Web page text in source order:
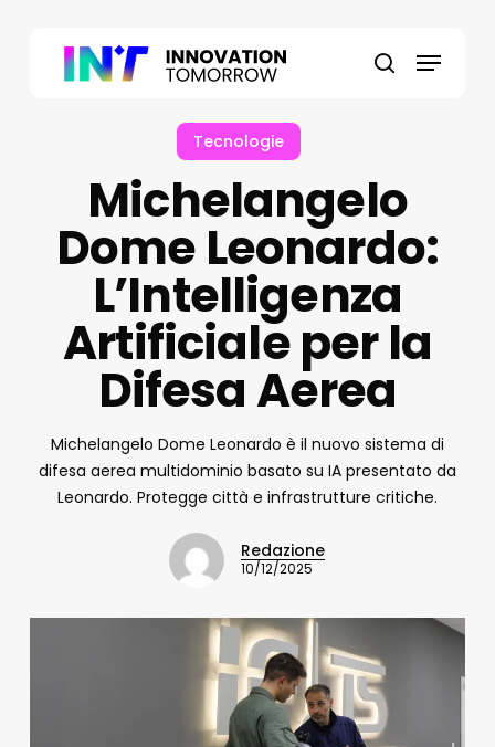
search
Menu
Tecnologie
Michelangelo
Dome Leonardo:
L’Intelligenza
Artificiale per la
Difesa Aerea
Michelangelo Dome Leonardo è il nuovo sistema di
difesa aerea multidominio basato su IA presentato da
Leonardo. Protegge città e infrastrutture critiche.
Redazione
10/12/2025